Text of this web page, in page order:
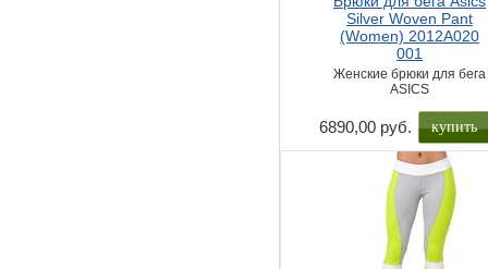
Silver Woven Pant
(Women) 2012A020
001
Женские брюки для бега
ASICS
6890,00 руб. купить